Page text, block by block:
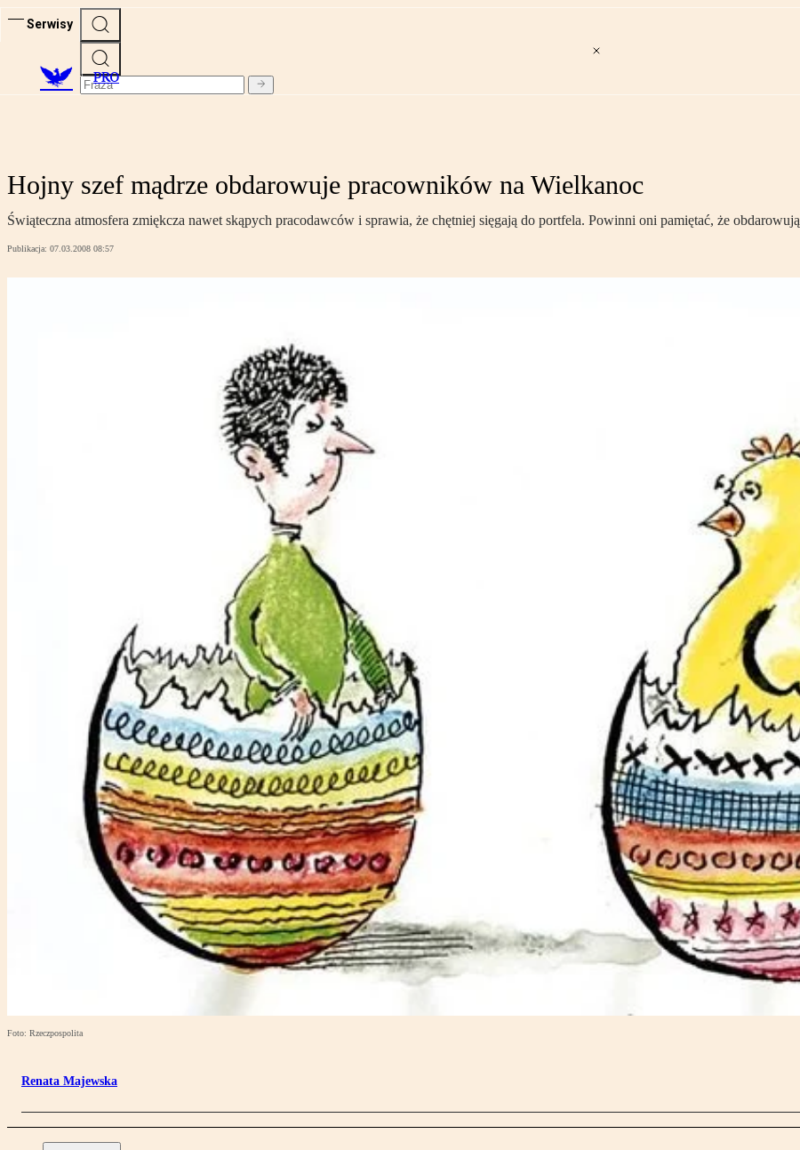
Serwisy
PRO
Hojny szef mądrze obdarowuje pracowników na Wielkanoc
Świąteczna atmosfera zmiękcza nawet skąpych pracodawców i sprawia, że chętniej sięgają do portfela. Powinni oni pamiętać, że
Publikacja: 07.03.2008 08:57
Foto: Rzeczpospolita
Renata Majewska